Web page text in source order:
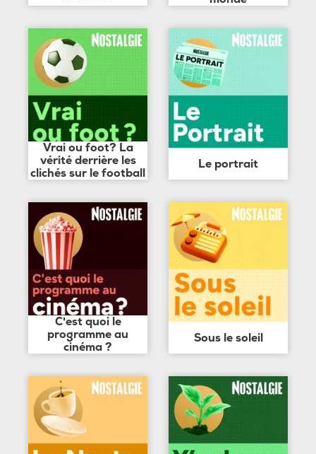
Vrai ou foot? La
vérité derrière les
clichés sur le football
Le portrait
C'est quoi le
programme au
cinéma ?
Sous le soleil